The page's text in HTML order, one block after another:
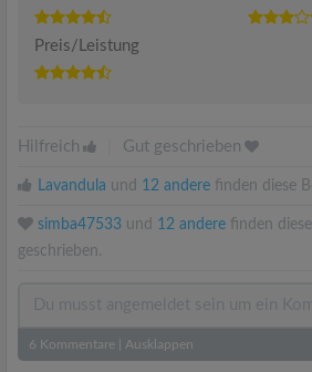
Preis/Leistung
Hilfreich Gut geschrieben
Lavandula und 12 andere finden diese
simba47533 und 12 andere finden
geschrieben.
6 Kommentare Ausklappen